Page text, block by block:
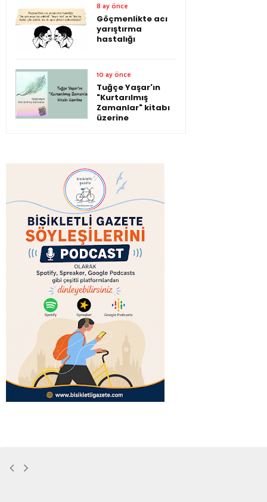
8 ay önce
Göçmenlikte acı
yarıştırma
hastalığı
10 ay önce
Tuğçe Yaşar'ın
"Kurtarılmış
Zamanlar" kitabı
üzerine